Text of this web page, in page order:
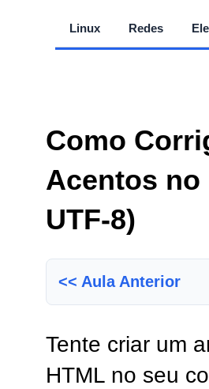
Linux Redes
Como
Acentos no
UTF-8)
<< Aula Anterior
Tente criar um
HTML no seu